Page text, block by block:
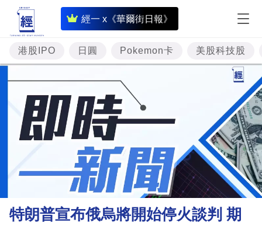
經一 x《華爾街日報》
即
時
財
經
專
題
投
資
樓
市
財
港股IPO 日圓 Pokemon卡 美股科技股
特朗普宣布俄烏將開始停火談判 期